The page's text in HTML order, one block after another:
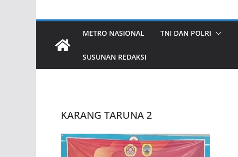
METRO NASIONAL TNI DAN POLRI
SUSUNAN REDAKSI
KARANG TARUNA 2